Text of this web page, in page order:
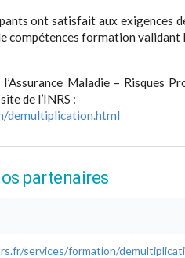
ont satisfait aux exigences
compétences formation validant
Maladie – Risques
de l’INRS :
demultiplication.html
partenaires
services/formation/